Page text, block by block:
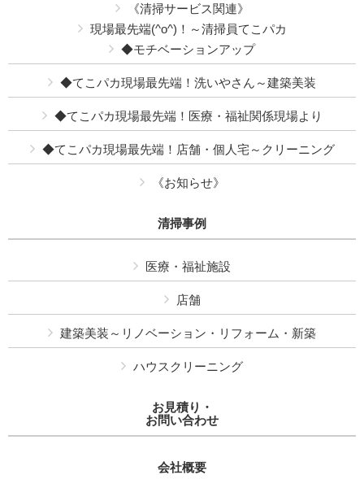
《清掃サービス関連》
現場最先端(^o^)！～清掃員てこパカ
◆モチベーションアップ
◆てこパカ現場最先端！洗いやさん～建築美装
◆てこパカ現場最先端！医療・福祉関係現場より
◆てこパカ現場最先端！店舗・個人宅～クリーニング
《お知らせ》
清掃事例
医療・福祉施設
店舗
建築美装～リノベーション・リフォーム・新築
ハウスクリーニング
お見積り・
お問い合わせ
会社概要